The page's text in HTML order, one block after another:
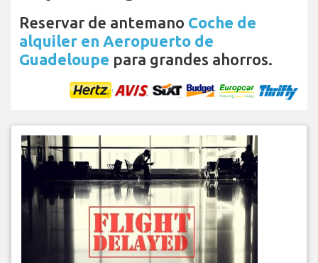
Reservar de antemano Coche de
alquiler en Aeropuerto de
Guadeloupe para grandes ahorros.